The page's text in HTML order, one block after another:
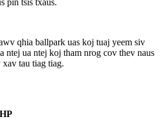
qhia ballpark uas koj tuaj yeem siv
ntej ua ntej koj tham nrog cov thev naus
tau tiag tiag.